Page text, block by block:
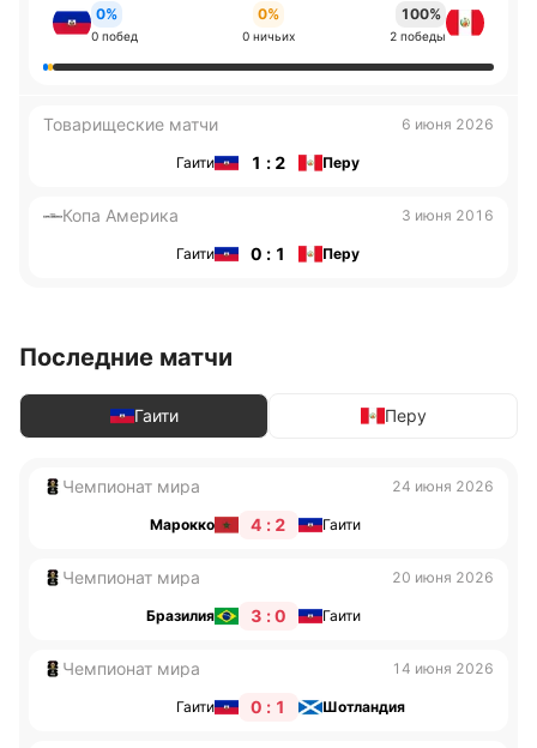
0%
0 побед
0%
0 ничьих
100%
2 победы
Товарищеские матчи 6 июня 2026
Гаити 1 : 2 Перу
Копа Америка 3 июня 2016
Гаити 0 : 1 Перу
Последние матчи
Гаити Перу
Чемпионат мира 24 июня 2026
Марокко 4 : 2 Гаити
Чемпионат мира 20 июня 2026
Бразилия 3 : 0 Гаити
Чемпионат мира 14 июня 2026
Гаити 0 : 1 Шотландия